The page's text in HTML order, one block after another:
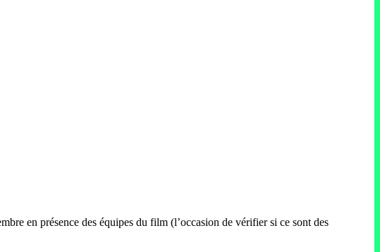
en présence des équipes du film (l’occasion de vérifier si ce sont des